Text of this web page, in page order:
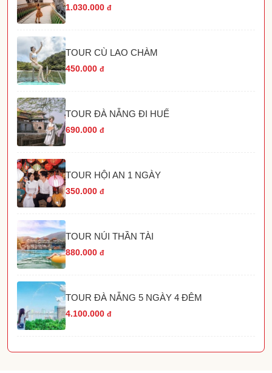
1.030.000 đ
TOUR CÙ LAO CHÀM
450.000 đ
TOUR ĐÀ NẴNG ĐI HUẾ
690.000 đ
TOUR HỘI AN 1 NGÀY
350.000 đ
TOUR NÚI THẦN TÀI
880.000 đ
TOUR ĐÀ NẴNG 5 NGÀY 4 ĐÊM
4.100.000 đ